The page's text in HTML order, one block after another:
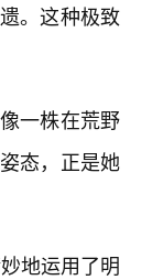
。这种极致
一株在荒野
态，正是她
地运用了明